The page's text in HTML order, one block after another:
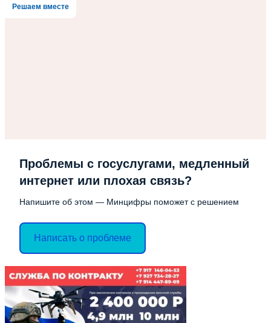
Решаем вместе
Проблемы с госуслугами, медленный
интернет или плохая связь?
Напишите об этом — Минцифры поможет с решением
Написать о проблеме